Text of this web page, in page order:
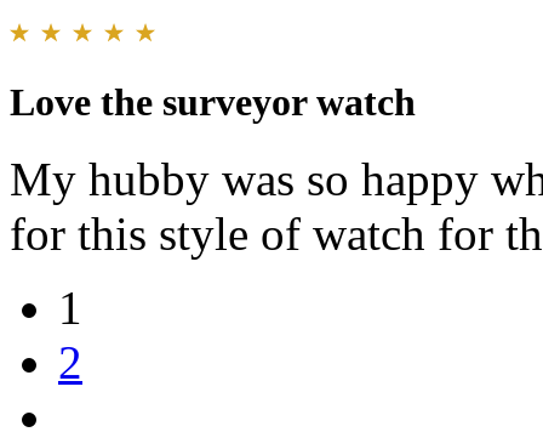
Love the surveyor watch
My hubby was so happy
for this style of watch for
1
2